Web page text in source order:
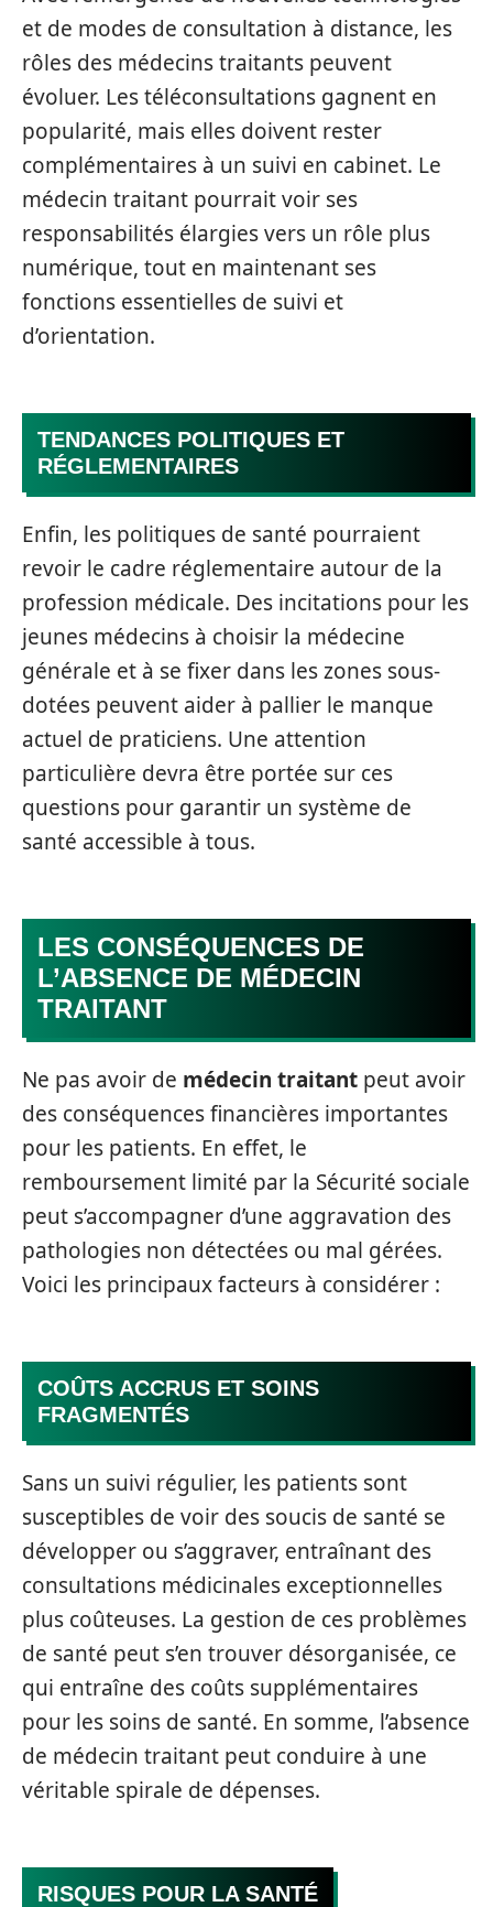
et de modes de consultation à distance, les
rôles des médecins traitants peuvent
évoluer. Les téléconsultations gagnent en
popularité, mais elles doivent rester
complémentaires à un suivi en cabinet. Le
médecin traitant pourrait voir ses
responsabilités élargies vers un rôle plus
numérique, tout en maintenant ses
fonctions essentielles de suivi et
d’orientation.
TENDANCES POLITIQUES ET
RÉGLEMENTAIRES
Enfin, les politiques de santé pourraient
revoir le cadre réglementaire autour de la
profession médicale. Des incitations pour les
jeunes médecins à choisir la médecine
générale et à se fixer dans les zones sous-
dotées peuvent aider à pallier le manque
actuel de praticiens. Une attention
particulière devra être portée sur ces
questions pour garantir un système de
santé accessible à tous.
LES CONSÉQUENCES DE
L’ABSENCE DE MÉDECIN
TRAITANT
Ne pas avoir de médecin traitant peut avoir
des conséquences financières importantes
pour les patients. En effet, le
remboursement limité par la Sécurité sociale
peut s’accompagner d’une aggravation des
pathologies non détectées ou mal gérées.
Voici les principaux facteurs à considérer :
COÛTS ACCRUS ET SOINS
FRAGMENTÉS
Sans un suivi régulier, les patients sont
susceptibles de voir des soucis de santé se
développer ou s’aggraver, entraînant des
consultations médicinales exceptionnelles
plus coûteuses. La gestion de ces problèmes
de santé peut s’en trouver désorganisée, ce
qui entraîne des coûts supplémentaires
pour les soins de santé. En somme, l’absence
de médecin traitant peut conduire à une
véritable spirale de dépenses.
RISQUES POUR LA SANTÉ